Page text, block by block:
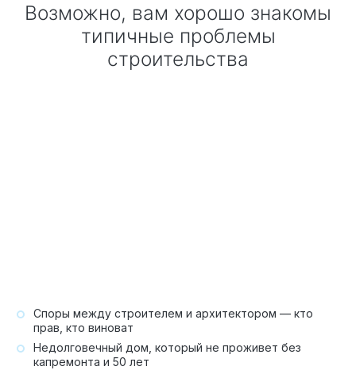
Управление проектом реализации дома
Функция Генпроектировщик
Возможно, вам хорошо знакомы
типичные проблемы
строительства
Споры между строителем и архитектором — кто
прав, кто виноват
Недолговечный дом, который не проживет без
капремонта и 50 лет